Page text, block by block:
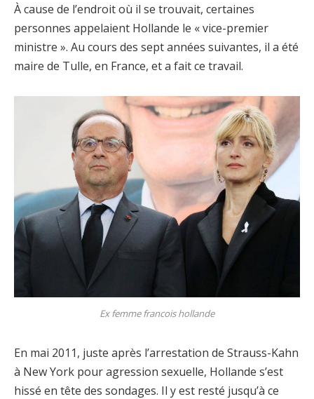
À cause de l’endroit où il se trouvait, certaines
personnes appelaient Hollande le « vice-premier
ministre ». Au cours des sept années suivantes, il a été
maire de Tulle, en France, et a fait ce travail.
Ex femme francois hollande
En mai 2011, juste après l’arrestation de Strauss-Kahn
à New York pour agression sexuelle, Hollande s’est
hissé en tête des sondages. Il y est resté jusqu’à ce